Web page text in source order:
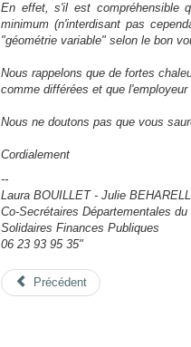
En effet, s'il est compréhensible
minimum (n'interdisant pas
"géométrie variable" selon le bon
Nous rappelons que de fortes
comme différées et que
Nous ne doutons pas que vous
Cordialement
--
Laura BOUILLET - Julie
Co-Secrétaires Départementales du
Solidaires Finances Publiques
06 23 93 95 35"
Précédent